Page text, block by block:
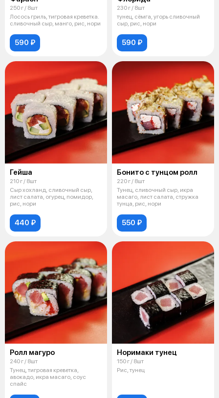
250 г / 8шт
Лосось гриль, тигровая креветка.
сливочный сыр, манго, рис, нори
590 ₽
230 г / 8шт
тунец, сёмга, угорь сливочный
сыр, рис, нори
590 ₽
Гейша
210 г / 8шт
Сыр хохланд, сливочный сыр,
лист салата, огурец, помидор,
рис, нори
440 ₽
Бонито с тунцом ролл
220 г / 8шт
Тунец, сливочный сыр, икра
масаго, лист салата, стружка
тунца, рис, нори
550 ₽
Ролл магуро
240 г / 8шт
Тунец, тигровая креветка,
авокадо, икра масаго, соус
спайс
Норимаки тунец
150 г / 8шт
Рис, тунец